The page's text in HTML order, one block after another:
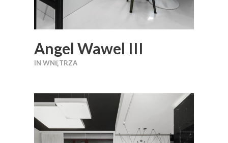
Angel Wawel III
IN WNĘTRZA